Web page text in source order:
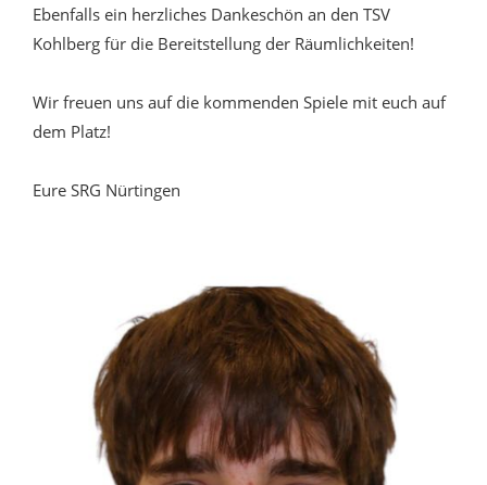
Ebenfalls ein herzliches Dankeschön an den TSV
Kohlberg für die Bereitstellung der Räumlichkeiten!
Wir freuen uns auf die kommenden Spiele mit euch auf
dem Platz!
Eure SRG Nürtingen